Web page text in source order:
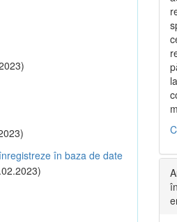
în baza de date